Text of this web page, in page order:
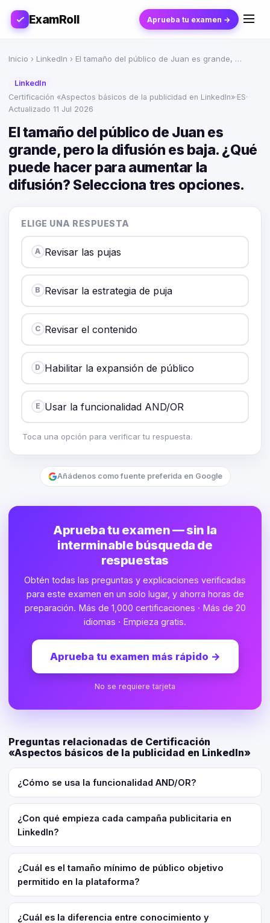
ExamRoll Aprueba tu examen →
Inicio › LinkedIn › El tamaño del público de Juan es grande, …
LinkedIn
Certificación «Aspectos básicos de la publicidad en LinkedIn»·ES·
Actualizado 11 Jul 2026
El tamaño del público de Juan es
grande, pero la difusión es baja. ¿Qué
puede hacer para aumentar la
difusión? Selecciona tres opciones.
ELIGE UNA RESPUESTA
A Revisar las pujas
B Revisar la estrategia de puja
C Revisar el contenido
D Habilitar la expansión de público
E Usar la funcionalidad AND/OR
Toca una opción para verificar tu respuesta.
Añádenos como fuente preferida en Google
Aprueba tu examen — sin la
interminable búsqueda de
respuestas
Obtén todas las preguntas y explicaciones verificadas
para este examen en un solo lugar, y ahorra horas de
preparación. Más de 1,000 certificaciones · Más de 20
idiomas · Empieza gratis.
Aprueba tu examen más rápido →
No se requiere tarjeta
Preguntas relacionadas de Certificación
«Aspectos básicos de la publicidad en LinkedIn»
¿Cómo se usa la funcionalidad AND/OR?
¿Con qué empieza cada campaña publicitaria en
LinkedIn?
¿Cuál es el tamaño mínimo de público objetivo
permitido en la plataforma?
¿Cuál es la diferencia entre conocimiento y